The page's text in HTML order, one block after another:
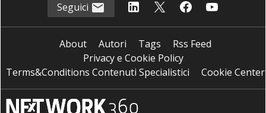
Seguici
About Autori Tags
Rss Feed
Privacy e Cookie Policy
Terms&Conditions Contenuti Specialistici
Cookie Center